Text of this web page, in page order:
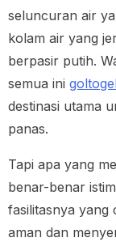
seluncuran air
kolam air yang
berpasir putih.
semua ini
destinasi utama
panas.
Tapi apa yang
benar-benar
fasilitasnya yang
aman dan